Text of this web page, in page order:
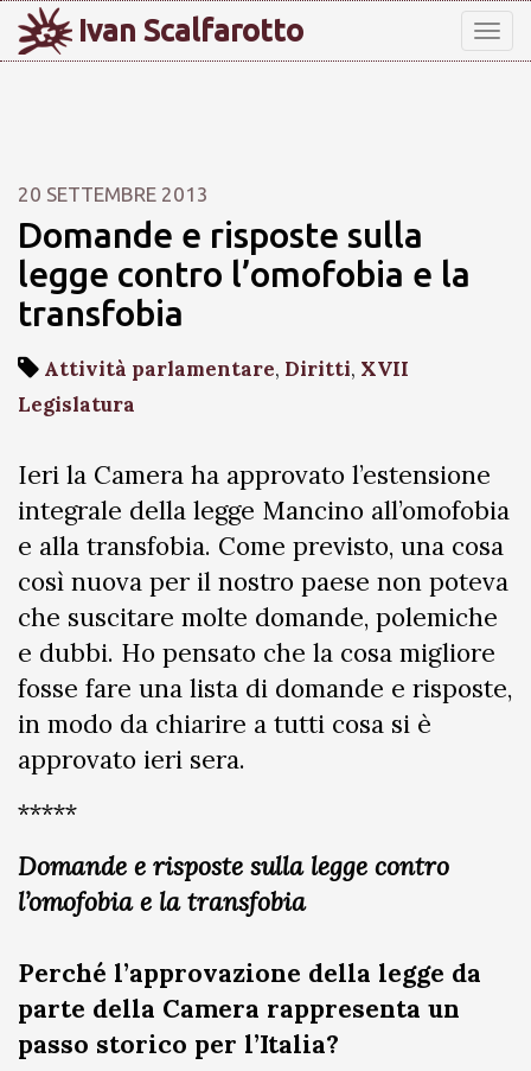
Ivan Scalfarotto
20 SETTEMBRE 2013
Domande e risposte sulla
legge contro l’omofobia e la
transfobia
Attività parlamentare, Diritti, XVII
Legislatura
Ieri la Camera ha approvato l’estensione
integrale della legge Mancino all’omofobia
e alla transfobia. Come previsto, una cosa
così nuova per il nostro paese non poteva
che suscitare molte domande, polemiche
e dubbi. Ho pensato che la cosa migliore
fosse fare una lista di domande e risposte,
in modo da chiarire a tutti cosa si è
approvato ieri sera.
*****
Domande e risposte sulla legge contro
l’omofobia e la transfobia
Perché l’approvazione della legge da
parte della Camera rappresenta un
passo storico per l’Italia?